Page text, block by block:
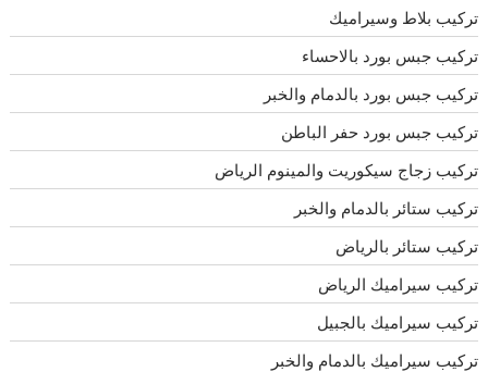
تركيب بلاط وسيراميك
تركيب جبس بورد بالاحساء
تركيب جبس بورد بالدمام والخبر
تركيب جبس بورد حفر الباطن
تركيب زجاج سيكوريت والمينوم الرياض
تركيب ستائر بالدمام والخبر
تركيب ستائر بالرياض
تركيب سيراميك الرياض
تركيب سيراميك بالجبيل
تركيب سيراميك بالدمام والخبر